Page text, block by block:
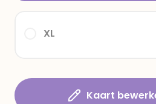
XL
Kaart